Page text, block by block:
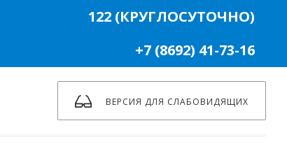
122 (КРУГЛОСУТОЧНО)
+7 (8692) 41-73-16
ВЕРСИЯ ДЛЯ СЛАБОВИДЯЩИХ